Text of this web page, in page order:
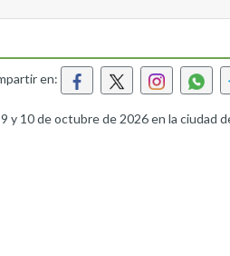
en:
y 10 de octubre de 2026 en la ciudad